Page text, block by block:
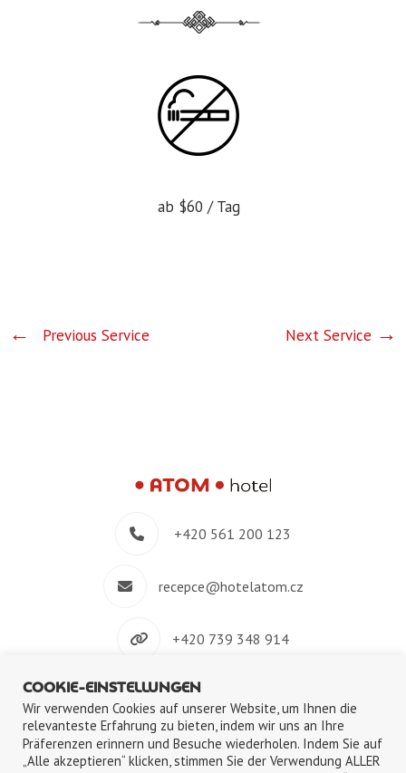
ab $60 / Tag
Previous Service Next Service
+420 561 200 123
recepce@hotelatom.cz
+420 739 348 914
Velkomeziříčská 640/45, 674 01 Třebíč
COOKIE-EINSTELLUNGEN
Wir verwenden Cookies auf unserer Website, um Ihnen die
relevanteste Erfahrung zu bieten, indem wir uns an Ihre
Präferenzen erinnern und Besuche wiederholen. Indem Sie auf
„Alle akzeptieren“ klicken, stimmen Sie der Verwendung ALLER